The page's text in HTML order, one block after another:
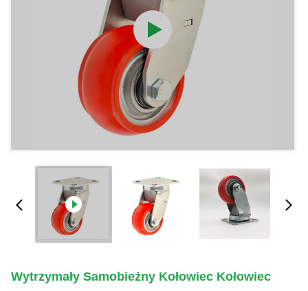
Wytrzymały Samobieżny Kołowiec Kołowiec